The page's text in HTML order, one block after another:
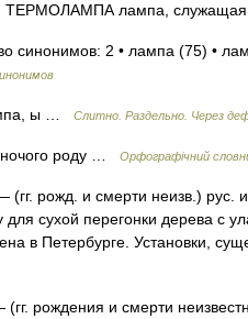
ТЕРМОЛАМПА лампа,
синонимов: 2 • лампа (75) •
ы … Слитно. Раздельно. Через
роду … Орфографічний
(гг. рожд. и смерти неизв.) рус.
для сухой перегонки дерева с
в Петербурге. Установки,
(гг. рождения и смерти